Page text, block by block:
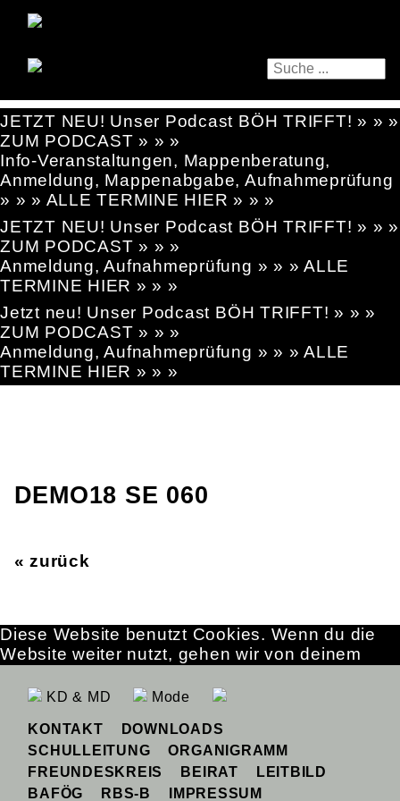
JETZT NEU! Unser Podcast BÖH TRIFFT! » » »
ZUM PODCAST » » »
Info-Veranstaltungen, Mappenberatung,
Anmeldung, Mappenabgabe, Aufnahmeprüfung
» » » ALLE TERMINE HIER » » »
JETZT NEU! Unser Podcast BÖH TRIFFT! » » »
ZUM PODCAST » » »
Anmeldung, Aufnahmeprüfung » » » ALLE
TERMINE HIER » » »
Jetzt neu! Unser Podcast BÖH TRIFFT! » » »
ZUM PODCAST » » »
Anmeldung, Aufnahmeprüfung » » » ALLE
TERMINE HIER » » »
DEMO18 SE 060
« zurück
KD & MD Mode
KONTAKT
DOWNLOADS
SCHULLEITUNG
ORGANIGRAMM
FREUNDESKREIS
BEIRAT
LEITBILD
BAFÖG
RBS-B IMPRESSUM
Diese Website benutzt Cookies. Wenn du die
Website weiter nutzt, gehen wir von deinem